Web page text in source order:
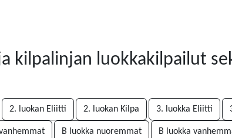
kilpalinjan luokkakilpailut
2. luokan Eliitti 2. luokan Kilpa 3. luokka Eliitti
B luokka nuoremmat B luokka